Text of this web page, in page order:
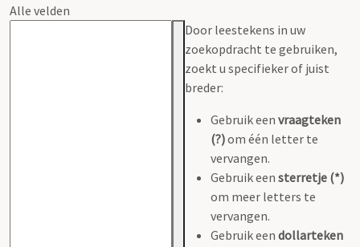
Alle velden
Door leestekens in uw
zoekopdracht te gebruiken,
zoekt u specifieker of juist
breder:
Gebruik een vraagteken
(?)om één letter te
vervangen.
Gebruik een sterretje (*)
om meer letters te
vervangen.
Gebruik een dollarteken